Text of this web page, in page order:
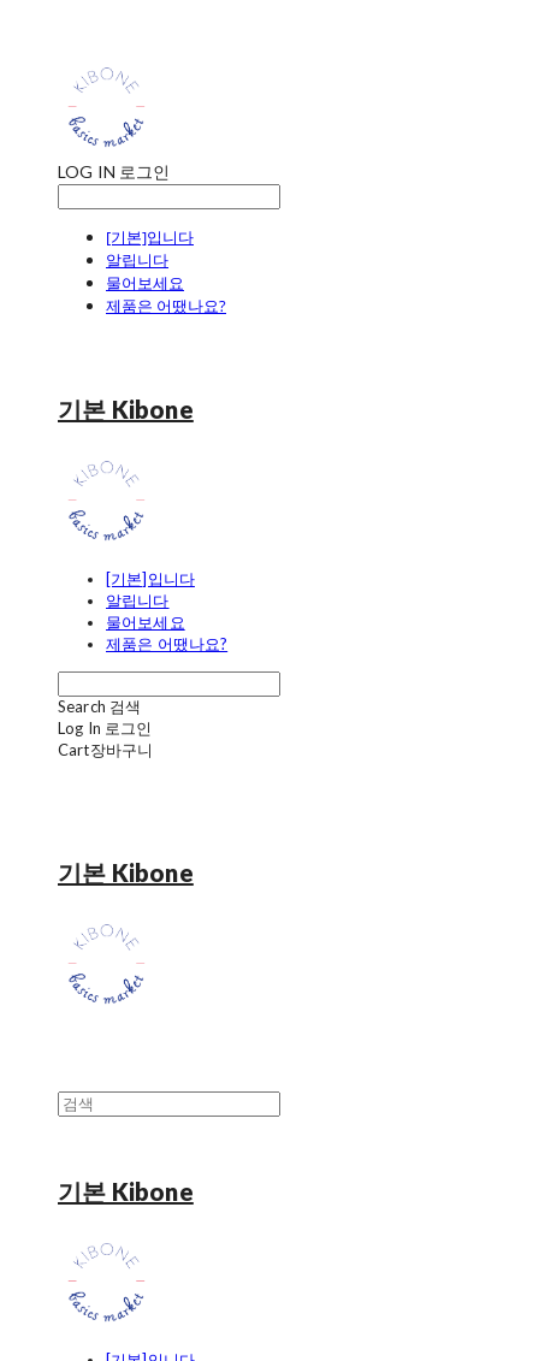
LOG IN 로그인
[기본]입니다
알립니다
물어보세요
제품은 어땠나요?
기본 Kibone
[기본]입니다
알립니다
물어보세요
제품은 어땠나요?
Search 검색
Log In 로그인
Cart장바구니
기본 Kibone
기본 Kibone